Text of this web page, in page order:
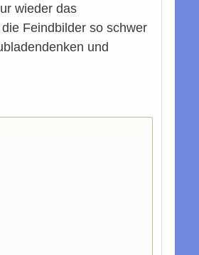
wieder das
Feindbilder so schwer
und